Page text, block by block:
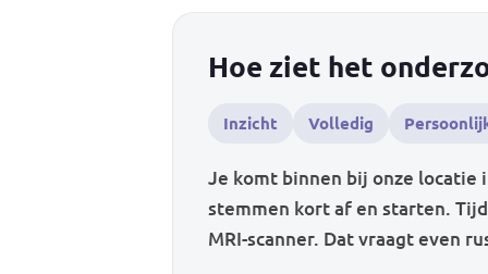
Hoe ziet het
Inzicht Volledig
Je komt binnen bij onze locatie
stemmen kort af en starten.
MRI-scanner. Dat vraagt even